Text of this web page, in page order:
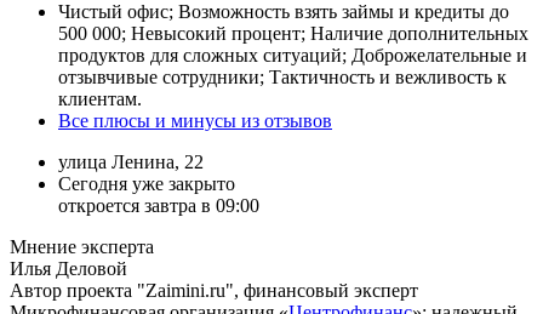
Чистый офис; Возможность взять займы и кредиты до
500 000; Невысокий процент; Наличие дополнительных
продуктов для сложных ситуаций; Доброжелательные и
отзывчивые сотрудники; Тактичность и вежливость к
клиентам.
Все плюсы и минусы из отзывов
улица Ленина, 22
Сегодня уже закрыто
откроется завтра в 09:00
Мнение эксперта
Илья Деловой
Автор проекта "Zaimini.ru", финансовый эксперт